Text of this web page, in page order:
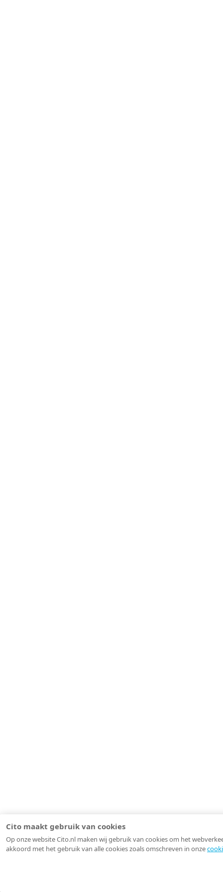
Cito maakt gebruik van cookies
Op onze website Cito.nl maken wij gebruik van cookies om het
akkoord met het gebruik van alle cookies zoals omschreven in onze